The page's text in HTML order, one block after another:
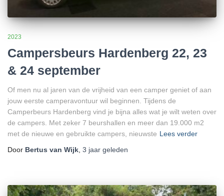
2023
Campersbeurs Hardenberg 22, 23
& 24 september
Of men nu al jaren van de vrijheid van een camper geniet of aan
jouw eerste camperavontuur wil beginnen. Tijdens de
Camperbeurs Hardenberg vind je bijna alles wat je wilt weten over
de campers. Met zeker 7 beurshallen en meer dan 19.000 m2
met de nieuwe en gebruikte campers, nieuwste Lees verder
Door Bertus van Wijk 3 jaar geleden